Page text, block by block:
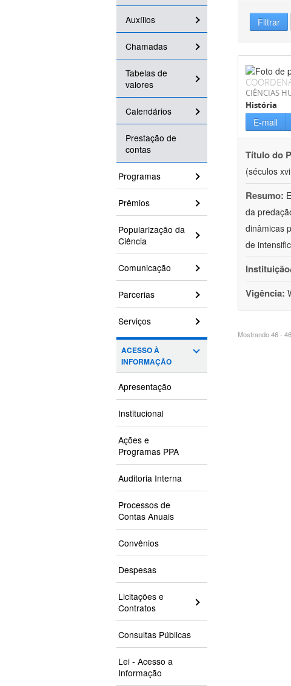
Auxílios
Chamadas
Tabelas de
valores
Calendários
Prestação de
contas
Programas
Prêmios
Popularização da
Ciência
Comunicação
Parcerias
Serviços
ACESSO À
INFORMAÇÃO
Apresentação
Institucional
Ações e
Programas PPA
Auditoria Interna
Processos de
Contas Anuais
Convênios
Despesas
Licitações e
Contratos
Consultas Públicas
Lei - Acesso a
Informação
Filtrar
CIÊNCIAS
História
E-mail
Título do
(séculos
Resumo:
da
dinâmicas
de
Vigência:
Mostrando 46 -